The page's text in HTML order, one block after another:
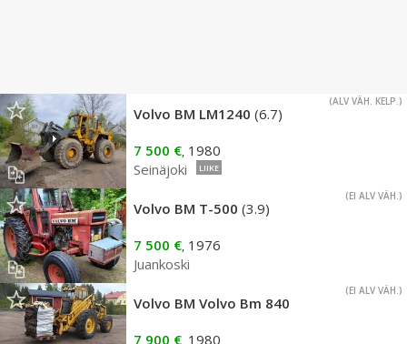
(ALV VÄH. KELP.)
Volvo BM LM1240 (6.7)
7 500 €, 1980
Seinäjoki
LIIKE
(EI ALV VÄH.)
Volvo BM T-500 (3.9)
7 500 €, 1976
Juankoski
(EI ALV VÄH.)
Volvo BM Volvo Bm 840
7 900 € 1980